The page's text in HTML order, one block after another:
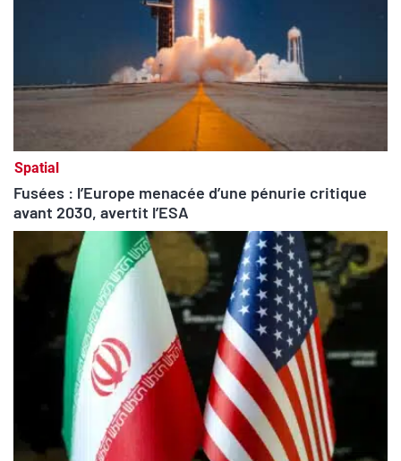
Spatial
Fusées : l’Europe menacée d’une pénurie critique
avant 2030, avertit l’ESA